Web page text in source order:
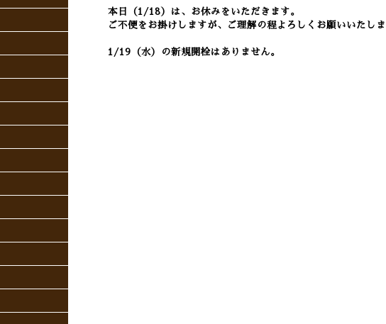
本日（1/18）は、お休みをいただきます。
ご不便をお掛けしますが、ご理解の程よろしくお願いいたし
1/19（水）の新規開栓はありません。